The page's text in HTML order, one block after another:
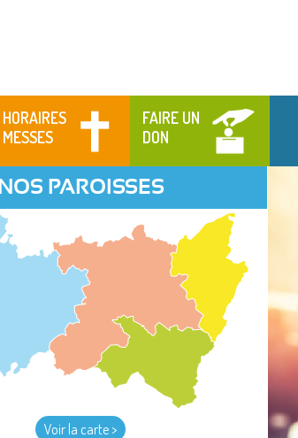
HORAIRES
MESSES
FAIRE UN
DON
NOS PAROISSES
Voir la carte >